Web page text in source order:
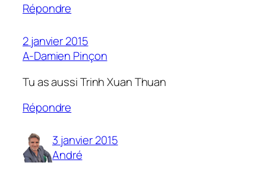
Répondre
2 janvier 2015
A-Damien Pinçon
Tu as aussi Trinh Xuan Thuan
Répondre
3 janvier 2015
André